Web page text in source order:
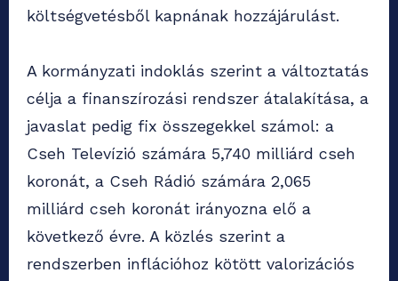
költségvetésből kapnának hozzájárulást.
A kormányzati indoklás szerint a változtatás
célja a finanszírozási rendszer átalakítása, a
javaslat pedig fix összegekkel számol: a
Cseh Televízió számára 5,740 milliárd cseh
koronát, a Cseh Rádió számára 2,065
milliárd cseh koronát irányozna elő a
következő évre. A közlés szerint a
rendszerben inflációhoz kötött valorizációs